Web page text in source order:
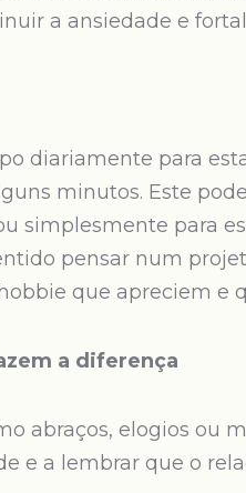
a ansiedade e
diariamente para
minutos. Este
simplesmente para
pensar num
que apreciem e
a diferença
abraços, elogios ou
e a lembrar que o